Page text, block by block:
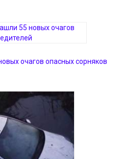
очагов опасных сорняков